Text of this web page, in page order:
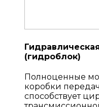
(гидроблок)
Полноценные
коробки
способствует